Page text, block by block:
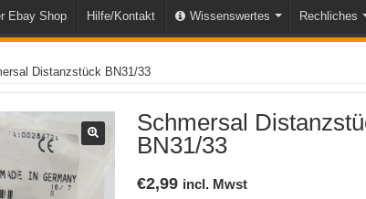
Ebay Shop Hilfe/Kontakt Wissenswertes Rechliches
Distanzstück BN31/33
Schmersal
BN31/33
€2,99 incl. Mwst